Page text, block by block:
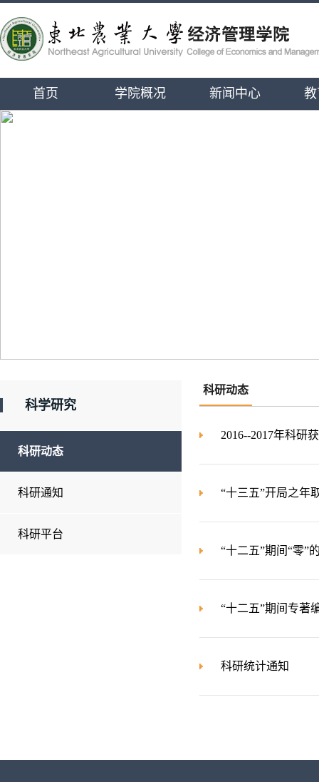
首页 学院概况 新闻中心
科学研究
科研动态
科研通知
科研平台
科研动态
2016--2017年科研
“十三五”开局之年
“十二五”期间“零”
“十二五”期间专著
科研统计通知